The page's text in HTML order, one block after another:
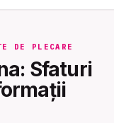
PLECARE
Sfaturi